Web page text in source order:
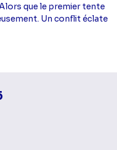
que le premier tente
Un conflit éclate
la fiche diffusion